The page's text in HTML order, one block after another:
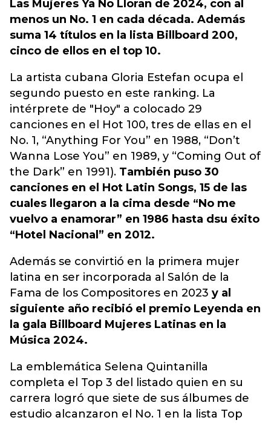
Las Mujeres Ya No Lloran de 2024, con al
menos un No. 1 en cada década. Además
suma 14 títulos en la lista Billboard 200,
cinco de ellos en el top 10.
La artista cubana Gloria Estefan ocupa el
segundo puesto en este ranking. La
intérprete de "Hoy" a colocado 29
canciones en el Hot 100, tres de ellas en el
No. 1, “Anything For You” en 1988, “Don’t
Wanna Lose You” en 1989, y “Coming Out of
the Dark” en 1991). También puso 30
canciones en el Hot Latin Songs, 15 de las
cuales llegaron a la cima desde “No me
vuelvo a enamorar” en 1986 hasta dsu éxito
“Hotel Nacional” en 2012.
Además se convirtió en la primera mujer
latina en ser incorporada al Salón de la
Fama de los Compositores en 2023 y al
siguiente año recibió el premio Leyenda en
la gala Billboard Mujeres Latinas en la
Música 2024.
La emblemática Selena Quintanilla
completa el Top 3 del listado quien en su
carrera logró que siete de sus álbumes de
estudio alcanzaron el No. 1 en la lista Top